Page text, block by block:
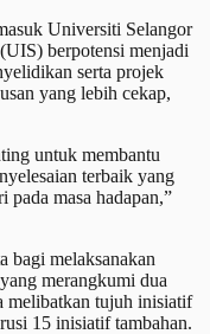
Universiti Selangor
berpotensi menjadi
serta projek
yang lebih cekap,
untuk membantu
terbaik yang
pada masa hadapan,”
bagi melaksanakan
merangkumi dua
melibatkan tujuh inisiatif
15 inisiatif tambahan.